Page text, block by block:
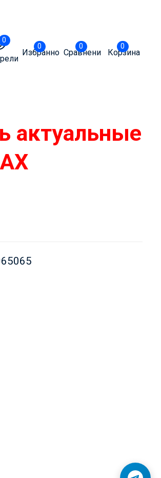
0
0
Избранное
0
Сравнение
0
Корзина
актуальные